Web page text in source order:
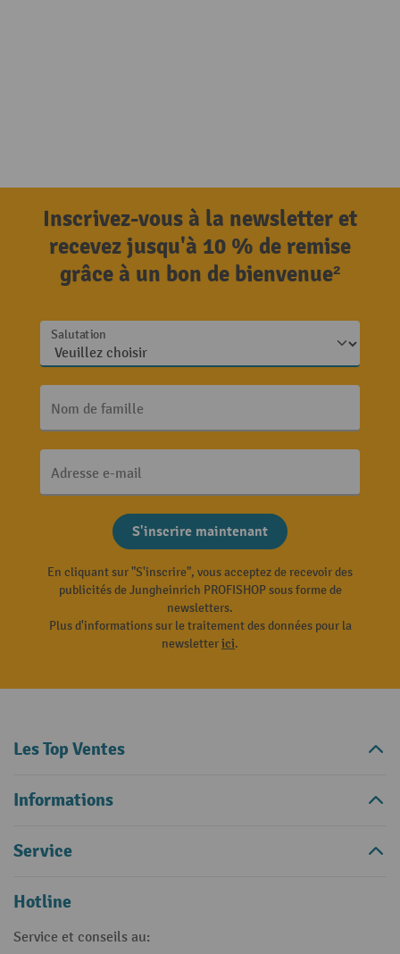
Inscrivez-vous à la newsletter et
recevez jusqu'à 10 % de remise
grâce à un bon de bienvenue²
Salutation
Nom de famille
Adresse e-mail
S'inscrire maintenant
En cliquant sur "S'inscrire", vous acceptez de recevoir des
publicités de Jungheinrich PROFISHOP sous forme de
newsletters.
Plus d'informations sur le traitement des données pour la
newsletterici.
Les Top Ventes
Informations
Service
Hotline
Service et conseils au: